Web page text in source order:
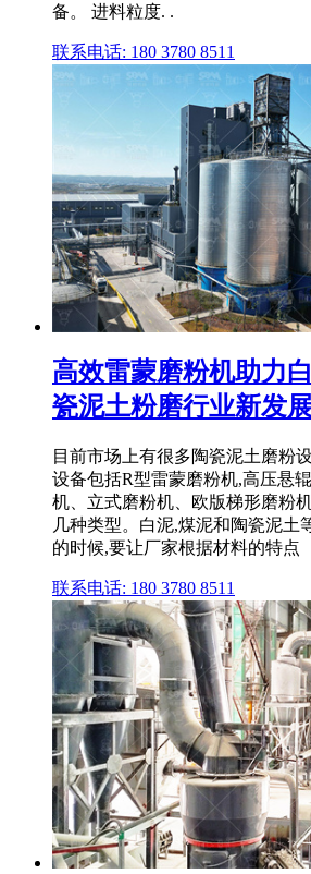
备。 进料粒度. .
联系电话: 180 3780 8511
高效雷蒙磨粉机助力
瓷泥土粉磨行业新发展
目前市场上有很多陶瓷泥土磨粉
设备包括R型雷蒙磨粉机,高压悬
机、立式磨粉机、欧版梯形磨粉
几种类型。白泥,煤泥和陶瓷泥土
的时候,要让厂家根据材料的特点
联系电话: 180 3780 8511